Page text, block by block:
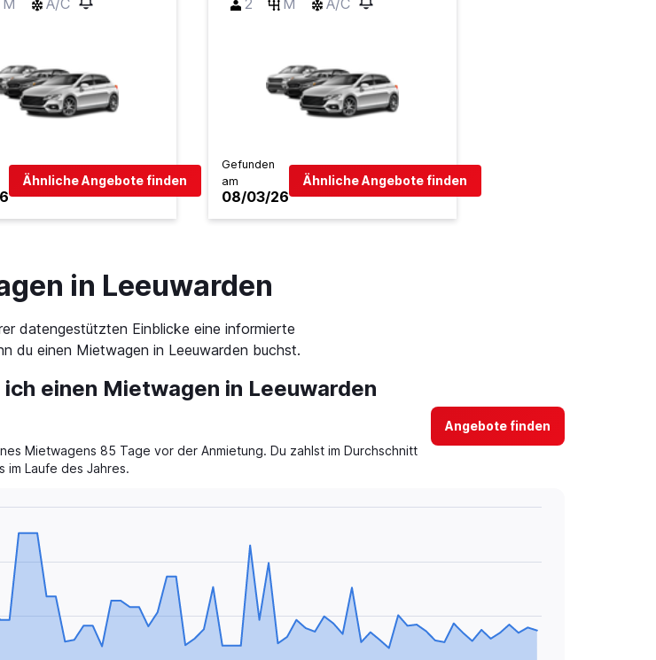
M A/C
Ähnliche Angebote finden
2
M A/C
Gefunden
am
08/03/26
Ähnliche Angebote finden
in Leeuwarden
datengestützten Einblicke eine informierte
du einen Mietwagen in Leeuwarden buchst.
einen Mietwagen in Leeuwarden
Mietwagens 85 Tage vor der Anmietung. Du zahlst im Durchschnitt
im Laufe des Jahres.
Angebote finden